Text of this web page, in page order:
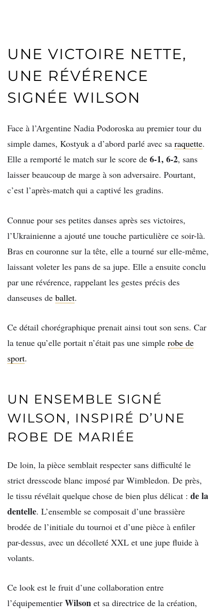
UNE VICTOIRE NETTE,
UNE RÉVÉRENCE
SIGNÉE WILSON
Face à l’Argentine Nadia Podoroska au premier tour du
simple dames, Kostyuk a d’abord parlé avec sa raquette.
Elle a remporté le match sur le score de 6-1, 6-2, sans
laisser beaucoup de marge à son adversaire. Pourtant,
c’est l’après-match qui a captivé les gradins.
Connue pour ses petites danses après ses victoires,
l’Ukrainienne a ajouté une touche particulière ce soir-là.
Bras en couronne sur la tête, elle a tourné sur elle-même,
laissant voleter les pans de sa jupe. Elle a ensuite conclu
par une révérence, rappelant les gestes précis des
danseuses de ballet.
Ce détail chorégraphique prenait ainsi tout son sens. Car
la tenue qu’elle portait n’était pas une simple robe de
sport.
UN ENSEMBLE SIGNÉ
WILSON, INSPIRÉ D’UNE
ROBE DE MARIÉE
De loin, la pièce semblait respecter sans difficulté le
strict dresscode blanc imposé par Wimbledon. De près,
le tissu révélait quelque chose de bien plus délicat : de la
dentelle. L’ensemble se composait d’une brassière
brodée de l’initiale du tournoi et d’une pièce à enfiler
par-dessus, avec un décolleté XXL et une jupe fluide à
volants.
Ce look est le fruit d’une collaboration entre
l’équipementier Wilson et sa directrice de la création,